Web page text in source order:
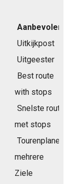
Aanbevolen
Uitkijkpost
Uitgeester
Best route
with stops
Snelste route
met stops
Tourenplaner
mehrere
Ziele